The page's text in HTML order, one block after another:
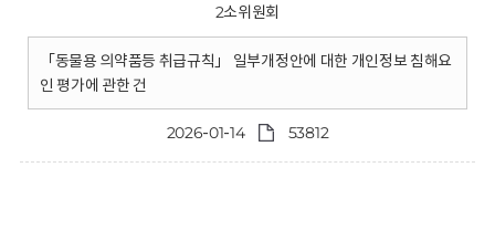
2소위원회
「동물용 의약품등 취급규칙」 일부개정안에 대한 개인정보 침해요
인 평가에 관한 건
2026-01-14 53812